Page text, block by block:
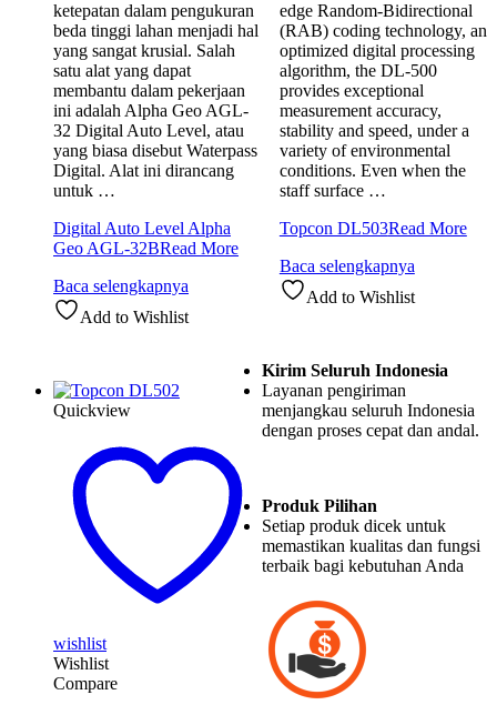
ketepatan dalam pengukuran
beda tinggi lahan menjadi hal
yang sangat krusial. Salah
satu alat yang dapat
membantu dalam pekerjaan
ini adalah Alpha Geo AGL-
32 Digital Auto Level, atau
yang biasa disebut Waterpass
Digital. Alat ini dirancang
untuk …
Digital Auto Level Alpha
Geo AGL-32BRead More
Baca selengkapnya
Add to Wishlist
edge Random-Bidirectional
(RAB) coding technology, an
optimized digital processing
algorithm, the DL-500
provides exceptional
measurement accuracy,
stability and speed, under a
variety of environmental
conditions. Even when the
staff surface …
Topcon DL503Read More
Baca selengkapnya
Add to Wishlist
Quickview
wishlist
Wishlist
Compare
Kirim Seluruh Indonesia
Layanan pengiriman
menjangkau seluruh Indonesia
dengan proses cepat dan andal.
Produk Pilihan
Setiap produk dicek untuk
memastikan kualitas dan fungsi
terbaik bagi kebutuhan Anda